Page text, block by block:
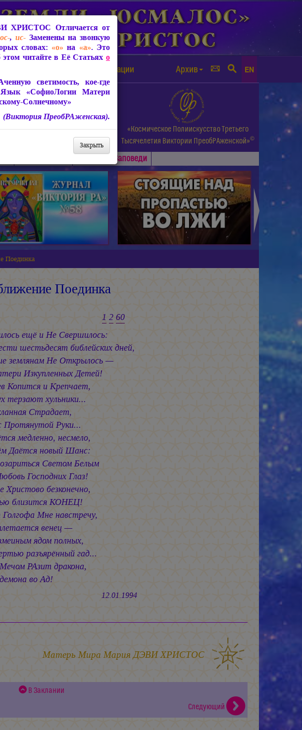
Защита от чипизации Архив EN
Живое Слово Матери Мира.
Книги, Видео, Аудио и др.
«Космическое Полиискусство Третьего
Тысячелетия Виктории ПреобРАженской»©
Заповеди ►
Поединка
Поединка
1 2 60
ещё и Не Свершилось:
шестьдесят библейских дней,
землянам Не Открылось —
Изкупленных Детей!
Копится и Крепчает,
терзают хульники...
Страдает,
Протянутой Руки...
медленно, несмело,
Даётся новый Шанс:
Светом Белым
Господних Глаз!
Христово безконечно,
близится КОНЕЦ!
Мне навстречу,
венец —
ядом полных,
разъярённый гад...
РАзит дракона,
во Ад!
12.01.1994
Матерь Мира Мария ДЭВИ ХРИСТОС
В Заклании
Следующий
ХРИСТОС Отличается от
, ис-Заменены на звонкую
словах: «о» на «а». Это
читайте в Её Статьях о
светимость, кое-где
«СофиоЛогии Матери
Солнечному»
(Виктория ПреобРАженская).
Закрыть